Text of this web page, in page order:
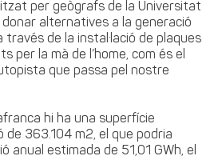
per geògrafs de la Universitat
donar alternatives a la generació
través de la instal·lació de plaques
per la mà de l’home, com és el
que passa pel nostre
hi ha una superfície
de 363.104 m2, el que podria
anual estimada de 51,01 GWh, el